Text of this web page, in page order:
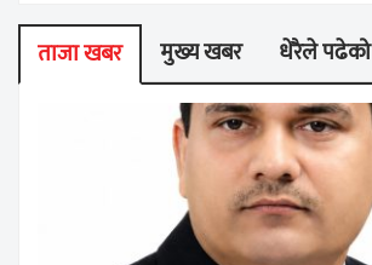
ताजा खबर मुख्य खबर धेरैले पढेको